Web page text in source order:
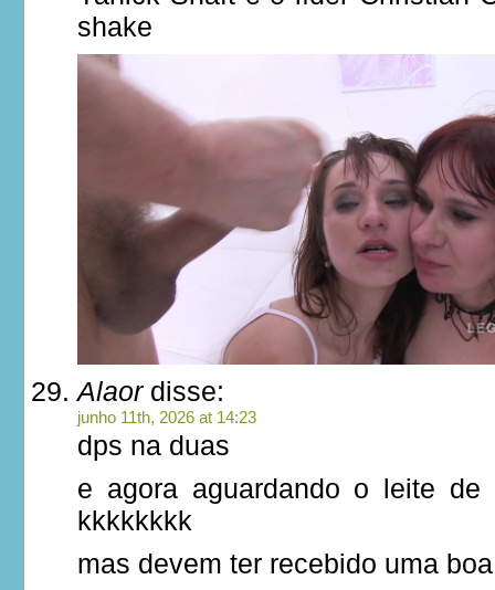
shake
Alaordisse:
junho 11th, 2026 at 14:23
dps na duas
e agora aguardando o leite
kkkkkkkk
mas devem ter recebido uma